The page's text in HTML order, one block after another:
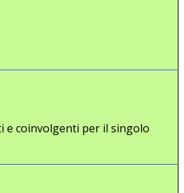
e coinvolgenti per il singolo